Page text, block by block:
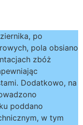
po
pola obsiano
zbóż
Dodatkowo, na
poddano
w tym